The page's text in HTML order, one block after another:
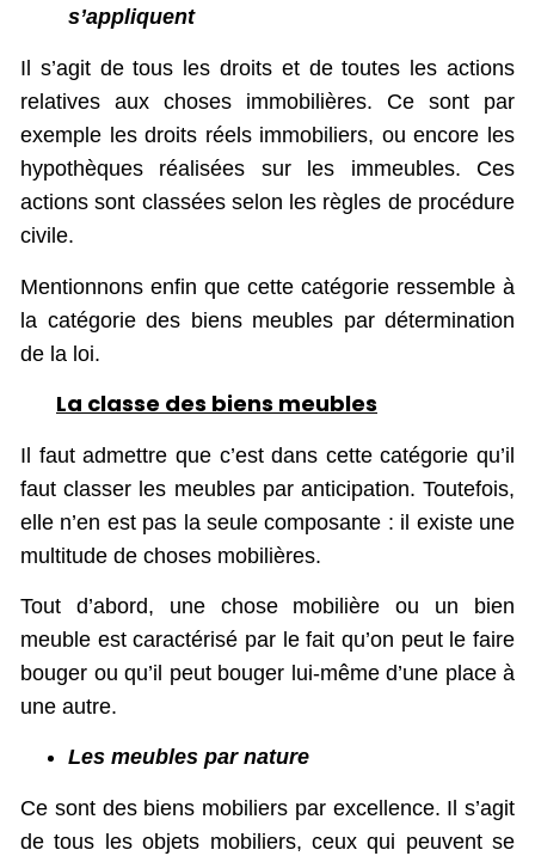
s’appliquent
Il s’agit de tous les droits et de toutes les actions
relatives aux choses immobilières. Ce sont par
exemple les droits réels immobiliers, ou encore les
hypothèques réalisées sur les immeubles. Ces
actions sont classées selon les règles de procédure
civile.
Mentionnons enfin que cette catégorie ressemble à
la catégorie des biens meubles par détermination
de la loi.
La classe des biens meubles
Il faut admettre que c’est dans cette catégorie qu’il
faut classer les meubles par anticipation. Toutefois,
elle n’en est pas la seule composante : il existe une
multitude de choses mobilières.
Tout d’abord, une chose mobilière ou un bien
meuble est caractérisé par le fait qu’on peut le faire
bouger ou qu’il peut bouger lui-même d’une place à
une autre.
Les meubles par nature
Ce sont des biens mobiliers par excellence. Il s’agit
de tous les objets mobiliers, ceux qui peuvent se